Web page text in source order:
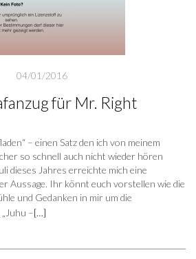
04/01/2016
für Mr. Right
– einen Satz den ich von meinem
so schnell auch nicht wieder hören
dieses Jahres erreichte mich eine
Aussage. Ihr könnt euch vorstellen wie die
und Gedanken in mir um die
–[…]